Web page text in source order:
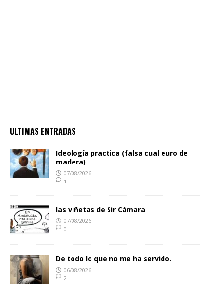
ULTIMAS ENTRADAS
Ideología practica (falsa cual euro de
madera)
07/08/2026
1
las viñetas de Sir Cámara
07/08/2026
0
De todo lo que no me ha servido.
06/08/2026
2